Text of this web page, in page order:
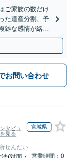
ご家族の数だけ
た遺産分割、予
雑な感情が絡む
お問い合わせ
タビュ
見る
宮城県
せんだい
(対面・
営業時間：0